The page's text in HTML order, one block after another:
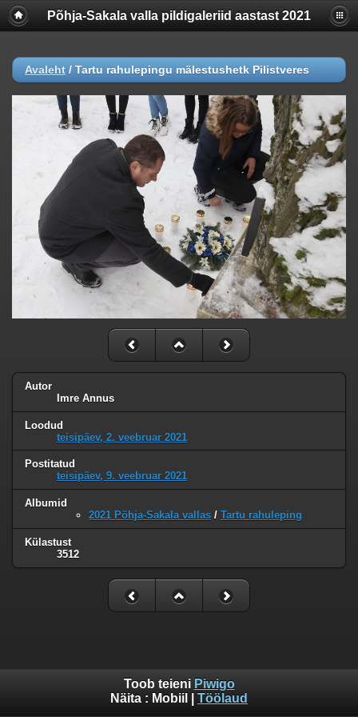
Põhja-Sakala valla pildigaleriid aastast 2021
Avaleht / Tartu rahulepingu mälestushetk Pilistveres
Autor
Imre Annus
Loodud
teisipäev, 2. veebruar 2021
Postitatud
teisipäev, 9. veebruar 2021
Albumid
2021 Põhja-Sakala vallas / Tartu rahuleping
Külastust
3512
Toob teieni Piwigo
Näita : Mobiil Töölaud